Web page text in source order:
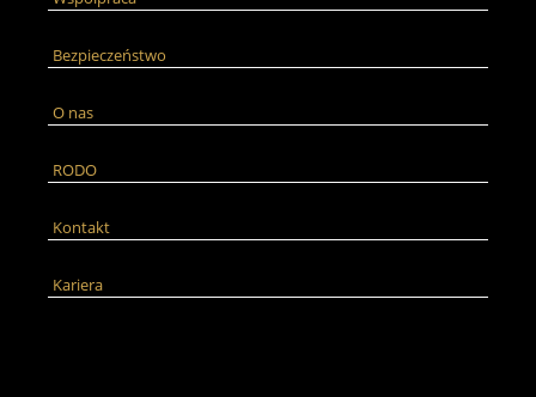
Bezpieczeństwo
O nas
RODO
Kontakt
Kariera